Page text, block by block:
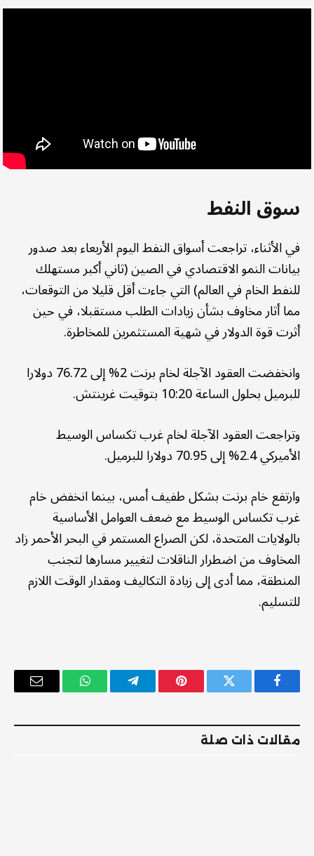
سوق النفط
في الأثناء، تراجعت أسواق النفط اليوم الأربعاء بعد صدور
بيانات النمو الاقتصادي في الصين (ثاني أكبر مستهلك
للنفط الخام في العالم) التي جاءت أقل قليلا من التوقعات،
مما أثار مخاوف بشأن زيادات الطلب مستقبلا، في حين
أثرت قوة الدولار في شهية المستثمرين للمخاطرة.
وانخفضت العقود الآجلة لخام برنت 2% إلى 76.72 دولارا
للبرميل بحلول الساعة 10:20 بتوقيت غرينتش.
وتراجعت العقود الآجلة لخام غرب تكساس الوسيط
الأميركي 2.4% إلى 70.95 دولارا للبرميل.
وارتفع خام برنت بشكل طفيف أمس، بينما انخفض خام
غرب تكساس الوسيط مع ضعف العوامل الأساسية
بالولايات المتحدة، لكن الصراع المستمر في البحر الأحمر زاد
المخاوف من اضطرار الناقلات لتغيير مسارها لتجنب
المنطقة، مما أدى إلى زيادة التكاليف ومقدار الوقت اللازم
للتسليم.
فيسبوك تويتر بينتيريستتيلقرام واتساب
البريد
مقالات ذات صلة